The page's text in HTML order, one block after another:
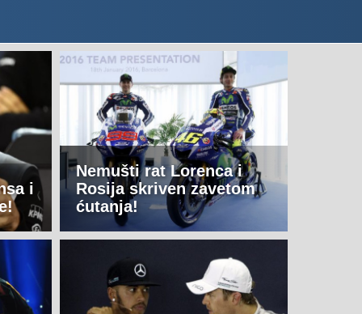
i
Nemušti rat Lorenca i
Rosija skriven zavetom
ćutanja!